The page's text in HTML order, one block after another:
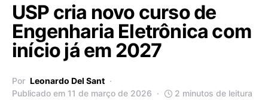
USP cria novo curso de
Engenharia Eletrônica com
início já em 2027
Por Leonardo Del Sant
Publicado em 11 de março de 2026
2 minutos de leitura